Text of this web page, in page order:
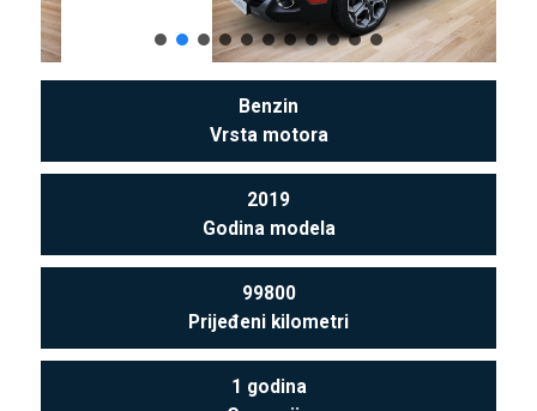
Benzin
Vrsta motora
2019
Godina modela
99800
Prijeđeni kilometri
1 godina